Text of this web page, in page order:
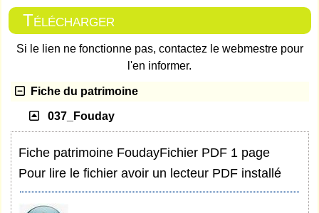
Télécharger
Si le lien ne fonctionne pas, contactez le webmestre pour
l'en informer.
Fiche du patrimoine
037_Fouday
Fiche patrimoine FoudayFichier PDF 1 page
Pour lire le fichier avoir un lecteur PDF installé